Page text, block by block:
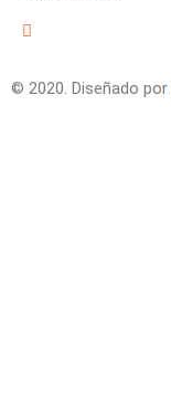
© 2020. Diseñado por